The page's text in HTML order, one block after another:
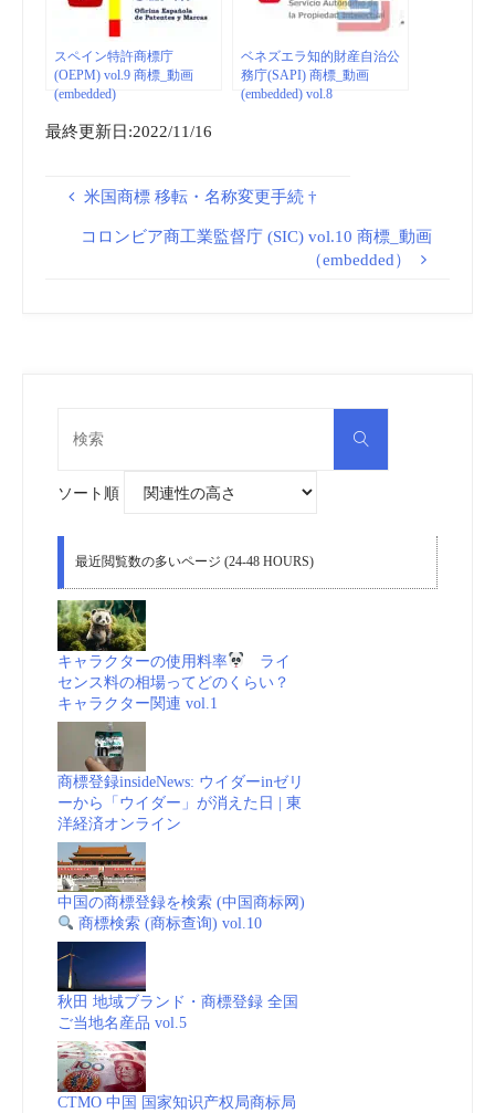
スペイン特許商標庁
(OEPM) vol.9 商標_動画
(embedded)
ベネズエラ知的財産自治公
務庁(SAPI) 商標_動画
(embedded) vol.8
最終更新日:2022/11/16
米国商標 移転・名称変更手続 †
コロンビア商工業監督庁 (SIC) vol.10 商標_動画
（embedded）
検
ソート順
最近閲覧数の多いページ (24-48 HOURS)
キャラクターの使用料率
ライ
センス料の相場ってどのくらい？
キャラクター関連 vol.1
商標登録insideNews: ウイダーinゼリ
ーから「ウイダー」が消えた日 | 東
洋経済オンライン
中国の商標登録を検索 (中国商标网)
商標検索 (商标查询) vol.10
秋田 地域ブランド・商標登録 全国
ご当地名産品 vol.5
CTMO 中国 国家知识产权局商标局